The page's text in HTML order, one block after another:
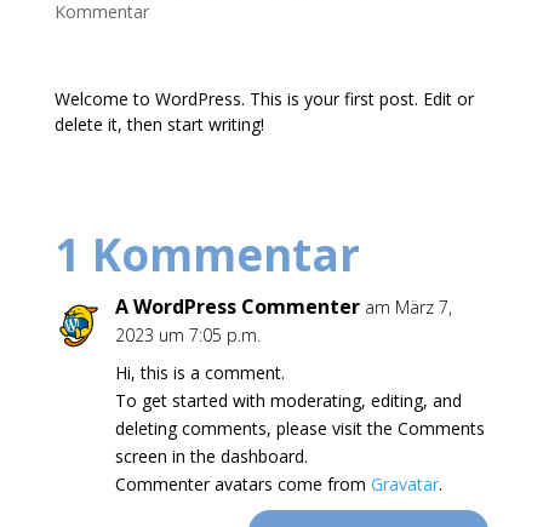
Kommentar
Welcome to WordPress. This is your first post. Edit or
delete it, then start writing!
1 Kommentar
A WordPress Commenter am März 7,
2023 um 7:05 p.m.
Hi, this is a comment.
To get started with moderating, editing, and
deleting comments, please visit the Comments
screen in the dashboard.
Commenter avatars come from Gravatar.